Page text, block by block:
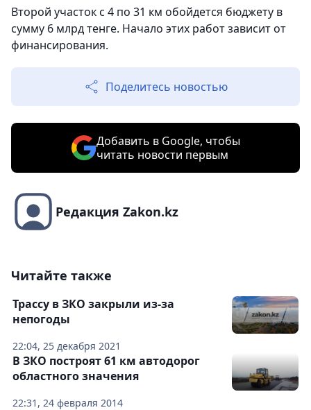
Второй участок с 4 по 31 км обойдется бюджету в
сумму 6 млрд тенге. Начало этих работ зависит от
финансирования.
Поделитесь новостью
Добавить в Google, чтобы
читать новости первым
Редакция Zakon.kz
Читайте также
22:04, 25 декабря 2021
Трассу в ЗКО закрыли из-за
непогоды
22:31, 24 февраля 2014
В ЗКО построят 61 км автодорог
областного значения